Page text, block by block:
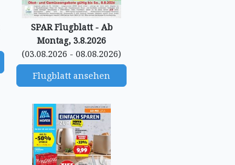
SPAR Flugblatt - Ab
Montag, 3.8.2026
(03.08.2026 - 08.08.2026)
Flugblatt ansehen